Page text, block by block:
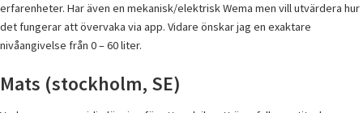
erfarenheter. Har även en mekanisk/elektrisk Wema men vill utvärdera hur
det fungerar att övervaka via app. Vidare önskar jag en exaktare
nivåangivelse från 0 – 60 liter.
Mats (stockholm, SE)